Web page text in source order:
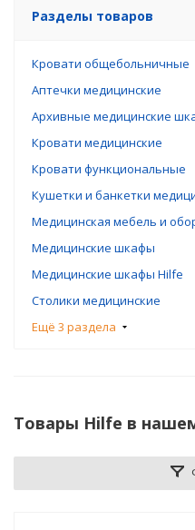
Разделы товаров
Кровати общебольничные
Аптечки медицинские
Архивные медицинские
Кровати медицинские
Кровати функциональные
Кушетки и банкетки
Медицинская мебель и
Медицинские шкафы
Медицинские шкафы Hilfe
Столики медицинские
Ещё 3 раздела
Товары Hilfe в